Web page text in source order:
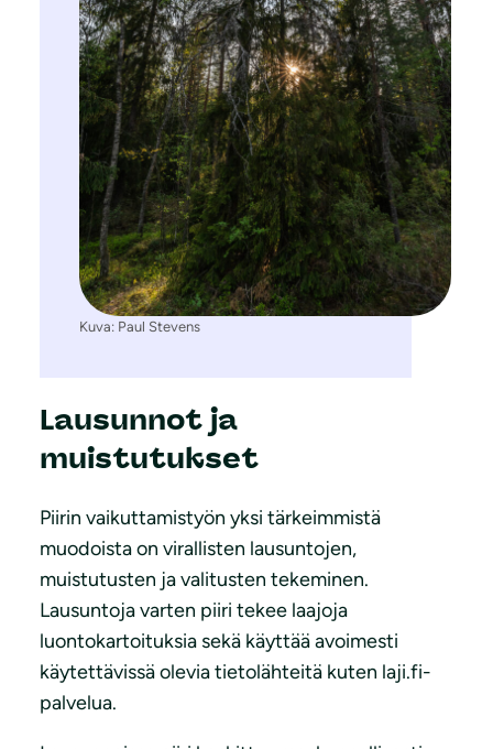
Kuva: Paul Stevens
Lausunnot ja
muistutukset
Piirin vaikuttamistyön yksi tärkeimmistä
muodoista on virallisten lausuntojen,
muistutusten ja valitusten tekeminen.
Lausuntoja varten piiri tekee laajoja
luontokartoituksia sekä käyttää avoimesti
käytettävissä olevia tietolähteitä kuten laji.fi-
palvelua.